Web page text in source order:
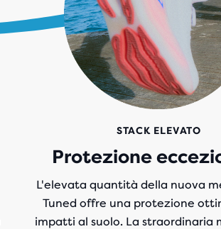
STACK ELEVATO
Protezione
L'elevata quantità della nuova
Tuned offre una protezione
impatti al suolo. La straordinaria